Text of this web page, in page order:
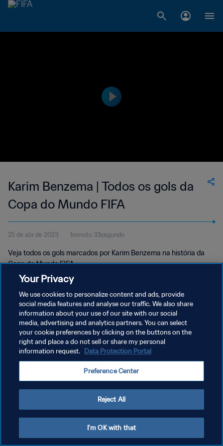
Karim Benzema | Todos os gols da
Copa do Mundo FIFA
25 de abr de 2023 1minuto 33segundo
Veja todos os gols marcados por Karim Benzema na história da
Copa do Mundo FIFA.
POLÍTICA DE PRIVACIDADE
TERMOS DE SERVIÇO
ADMINISTRAR AS PREFERÊNCIAS DE COOKIES
Your Privacy
We use cookies to personalize content and ads, provide
social media features and analyse our traffic. We also share
information about your use of our site with our social
media, advertising and analytics partners. You can select
your cookie preferences by clicking on the buttons on the
right and place a do not sell or share my personal
information request. Data Protection Portal
Preference Center
Reject All
I'm OK with that